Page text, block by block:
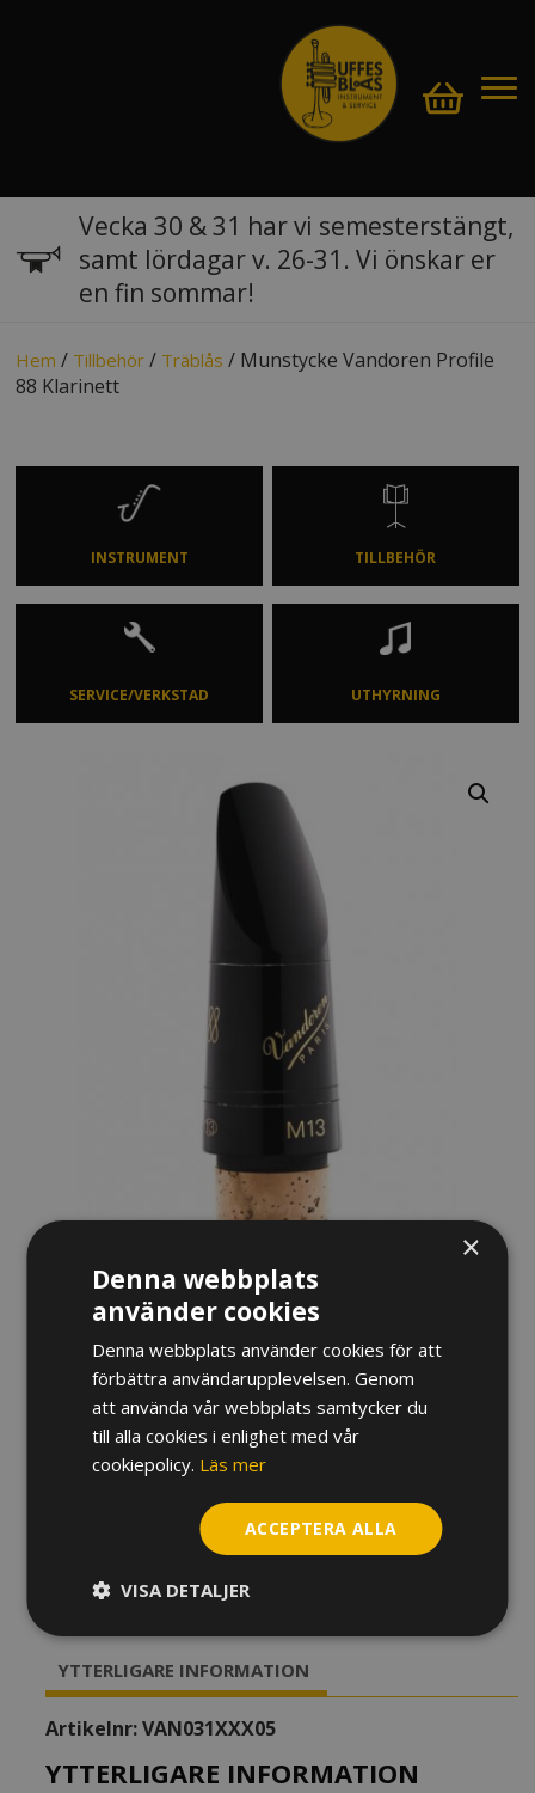
Vecka 30 & 31 har vi semesterstängt,
samt lördagar v. 26-31. Vi önskar er
en fin sommar!
Hem / Tillbehör / Träblås / Munstycke Vandoren Profile
88 Klarinett
INSTRUMENT TILLBEHÖR
SERVICE/VERKSTAD UTHYRNING
MUNSTYCKE VANDOREN
PROFILE 88 KLARINETT
1 460kr
Variant
Klarinett
LÄGG TILL I VARUKORG
YTTERLIGARE INFORMATION
Artikelnr:VAN031XXX05
YTTERLIGARE INFORMATION
×
Denna webbplats
använder cookies
Denna webbplats använder cookies för att
förbättra användarupplevelsen. Genom
att använda vår webbplats samtycker du
till alla cookies i enlighet med vår
cookiepolicy. Läs mer
ACCEPTERA ALLA
VISA DETALJER